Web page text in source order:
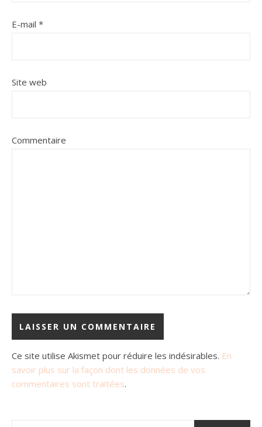
E-mail *
Site web
Commentaire
Ce site utilise Akismet pour réduire les indésirables. En
savoir plus sur la façon dont les données de vos
commentaires sont traitées.